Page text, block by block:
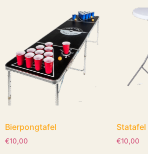
Bierpongtafel
€10,00
Statafel
€10,00